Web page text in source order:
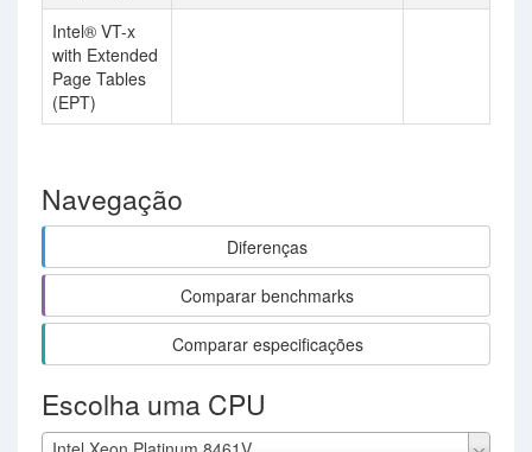
Intel® VT-x
with Extended
Page Tables
(EPT)
Navegação
Diferenças
Comparar benchmarks
Comparar especificações
Escolha uma CPU